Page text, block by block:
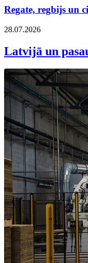
Regate, regbijs un
28.07.2026
Latvijā un